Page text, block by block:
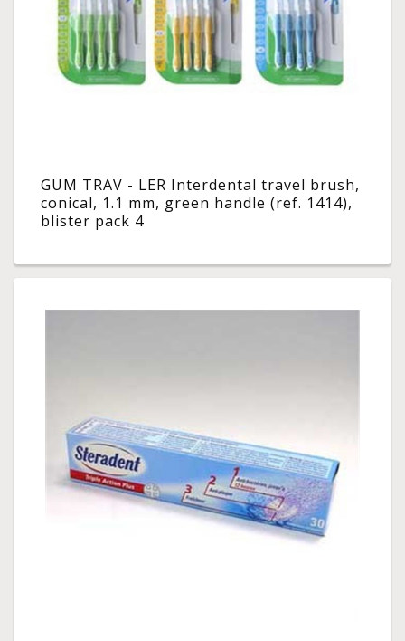
GUM TRAV - LER Interdental travel brush,
conical, 1.1 mm, green handle (ref. 1414),
blister pack 4